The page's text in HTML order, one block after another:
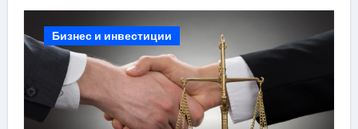
Бизнес и инвестиции